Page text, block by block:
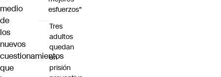
medio
de
los
nuevos
cuestionamientos
que
esfuerzos"
Tres
adultos
quedan
en
prisión